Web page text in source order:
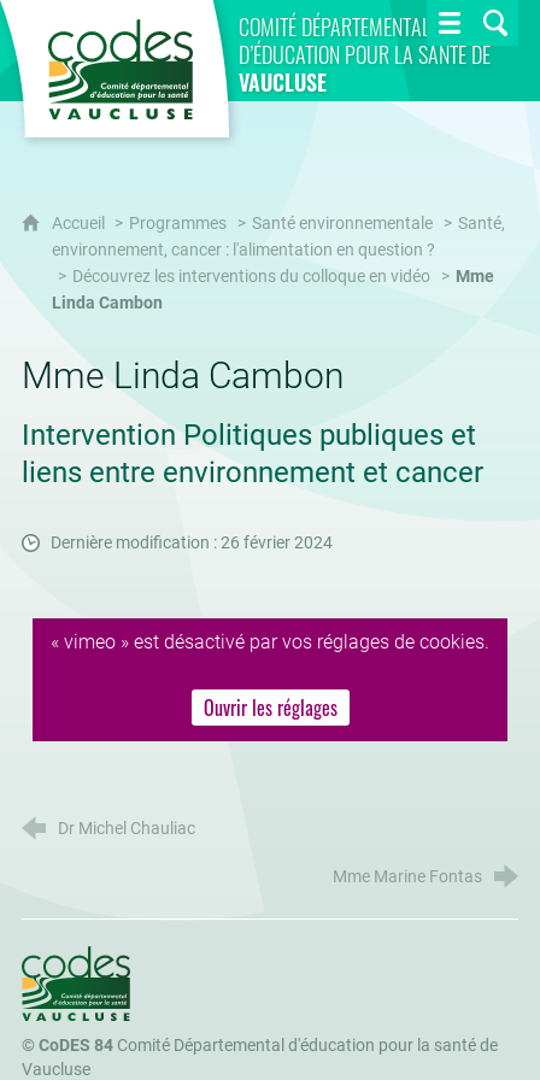
COMITÉ DÉPARTEMENTAL
D’ÉDUCATION POUR LA SANTÉ DE
VAUCLUSE
CoDES 84
Accueil Programmes Santé environnementale
Santé,
environnement, cancer : l'alimentation en question ?
Découvrez les interventions du colloque en vidéo
Mme
Linda Cambon
Mme Linda Cambon
Intervention Politiques publiques et
liens entre environnement et cancer
Dernière modification : 26 février 2024
« vimeo » est désactivé par vos réglages de cookies.
Ouvrir les réglages
Dr Michel Chauliac
Mme Marine Fontas
CoDES 84
©CoDES 84Comité Départemental d'éducation pour la santé de
Vaucluse